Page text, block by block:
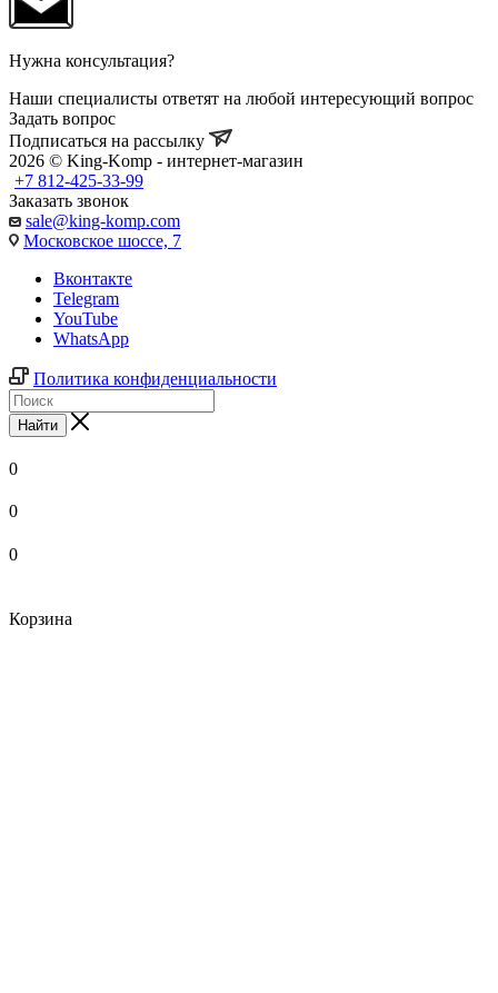
Нужна консультация?
Наши специалисты ответят на любой интересующий вопрос
Задать вопрос
Подписаться на рассылку
2026 © King-Komp - интернет-магазин
+7 812-425-33-99
Заказать звонок
sale@king-komp.com
Московское шоссе, 7
Вконтакте
Telegram
YouTube
WhatsApp
Политика конфиденциальности
Найти
0
0
0
Корзина